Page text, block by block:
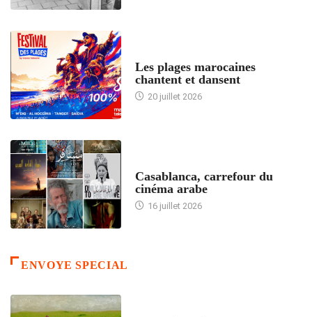
Les plages marocaines
chantent et dansent
20 juillet 2026
Casablanca, carrefour du
cinéma arabe
16 juillet 2026
ENVOYE SPECIAL